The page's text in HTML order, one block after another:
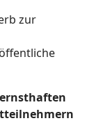
zur
ernsthaften